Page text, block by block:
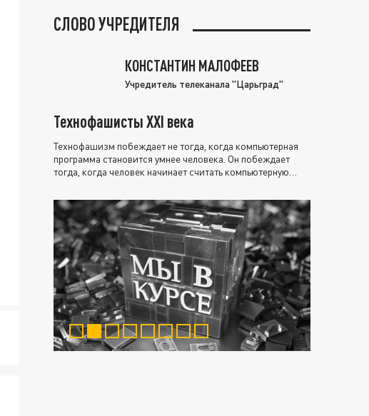
СЛОВО УЧРЕДИТЕЛЯ
КОНСТАНТИН МАЛОФЕЕВ
Учредитель телеканала "Царьград"
Технофашисты XXI века
Технофашизм побеждает не тогда, когда компьютерная
программа становится умнее человека. Он побеждает
тогда, когда человек начинает считать компьютерную